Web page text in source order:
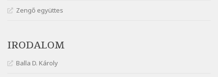
Márai Sándor: Hol vagyok?
Szélkiáltó
Márai Sándor: Ujjgyakorlat 8
Zengő együttes
IRODALOM
Balla D. Károly